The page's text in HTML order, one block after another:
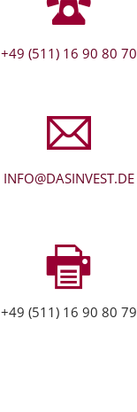
+49 (511) 16 90 80 70
INFO@DASINVEST.DE
+49 (511) 16 90 80 79